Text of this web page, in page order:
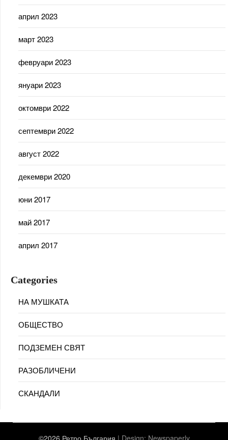
април 2023
март 2023
февруари 2023
януари 2023
октомври 2022
септември 2022
август 2022
декември 2020
юни 2017
май 2017
април 2017
Categories
НА МУШКАТА
ОБЩЕСТВО
ПОДЗЕМЕН СВЯТ
РАЗОБЛИЧЕНИ
СКАНДАЛИ
©2026 Ретро България | Design: Newspaperly